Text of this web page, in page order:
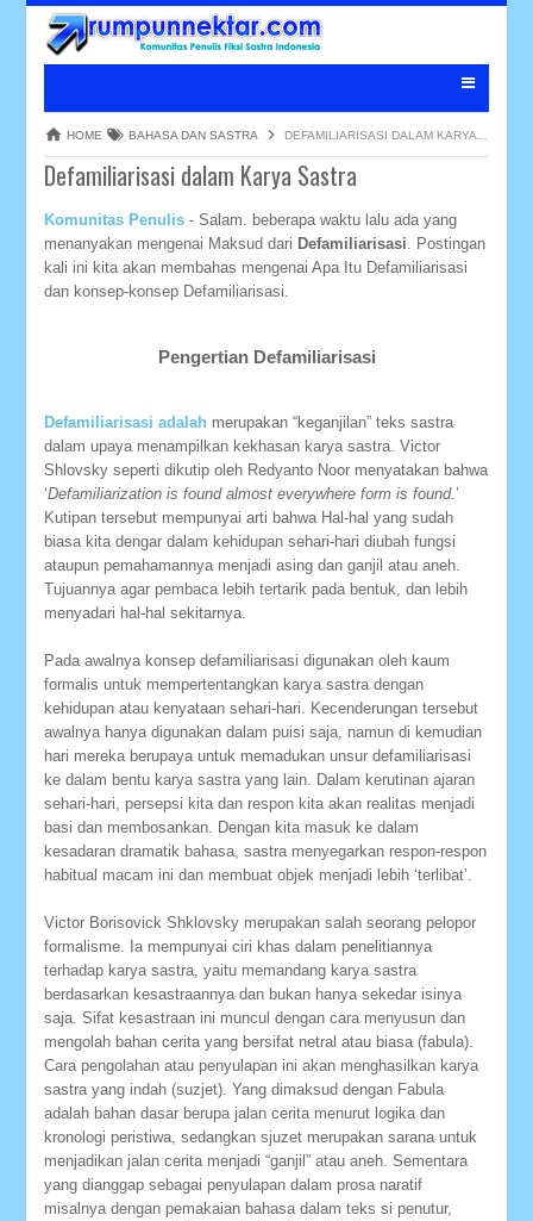
HOME BAHASA DAN SASTRA DEFAMILIARISASI DALAM KARYA SASTRA
Defamiliarisasi dalam Karya Sastra
Komunitas Penulis - Salam. beberapa waktu lalu ada yang
menanyakan mengenai Maksud dari Defamiliarisasi . Postingan
kali ini kita akan membahas mengenai Apa Itu Defamiliarisasi
dan konsep-konsep Defamiliarisasi.
Pengertian Defamiliarisasi
Defamiliarisasi adalah merupakan “keganjilan” teks sastra
dalam upaya menampilkan kekhasan karya sastra. Victor
Shlovsky seperti dikutip oleh Redyanto Noor menyatakan bahwa
‘Defamiliarization is found almost everywhere form is found.’
Kutipan tersebut mempunyai arti bahwa Hal-hal yang sudah
biasa kita dengar dalam kehidupan sehari-hari diubah fungsi
ataupun pemahamannya menjadi asing dan ganjil atau aneh.
Tujuannya agar pembaca lebih tertarik pada bentuk, dan lebih
menyadari hal-hal sekitarnya.
Pada awalnya konsep defamiliarisasi digunakan oleh kaum
formalis untuk mempertentangkan karya sastra dengan
kehidupan atau kenyataan sehari-hari. Kecenderungan tersebut
awalnya hanya digunakan dalam puisi saja, namun di kemudian
hari mereka berupaya untuk memadukan unsur defamiliarisasi
ke dalam bentu karya sastra yang lain. Dalam kerutinan ajaran
sehari-hari, persepsi kita dan respon kita akan realitas menjadi
basi dan membosankan. Dengan kita masuk ke dalam
kesadaran dramatik bahasa, sastra menyegarkan respon-respon
habitual macam ini dan membuat objek menjadi lebih ‘terlibat’.
Victor Borisovick Shklovsky merupakan salah seorang pelopor
formalisme. Ia mempunyai ciri khas dalam penelitiannya
terhadap karya sastra, yaitu memandang karya sastra
berdasarkan kesastraannya dan bukan hanya sekedar isinya
saja. Sifat kesastraan ini muncul dengan cara menyusun dan
mengolah bahan cerita yang bersifat netral atau biasa (fabula).
Cara pengolahan atau penyulapan ini akan menghasilkan karya
sastra yang indah (suzjet). Yang dimaksud dengan Fabula
adalah bahan dasar berupa jalan cerita menurut logika dan
kronologi peristiwa, sedangkan sjuzet merupakan sarana untuk
menjadikan jalan cerita menjadi “ganjil” atau aneh. Sementara
yang dianggap sebagai penyulapan dalam prosa naratif
misalnya dengan pemakaian bahasa dalam teks si penutur,